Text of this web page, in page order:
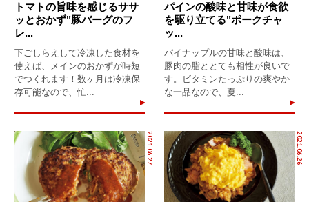
トマトの旨味を感じるササ
ッとおかず"豚バーグのフ
レ...
下ごしらえして冷凍した食材を
使えば、メインのおかずが時短
でつくれます！数ヶ月は冷凍保
存可能なので、忙...
パインの酸味と甘味が食欲
を駆り立てる"ポークチャ
ッ...
パイナップルの甘味と酸味は、
豚肉の脂ととても相性が良いで
す。ビタミンたっぷりの爽やか
な一品なので、夏...
2021.06.27 2021.06.26